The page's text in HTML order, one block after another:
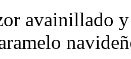
avainillado y